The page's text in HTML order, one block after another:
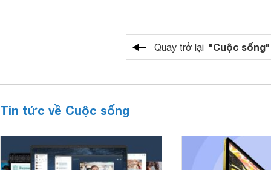
Quay trở lại "Cuộc sống"
Tin tức về Cuộc sống